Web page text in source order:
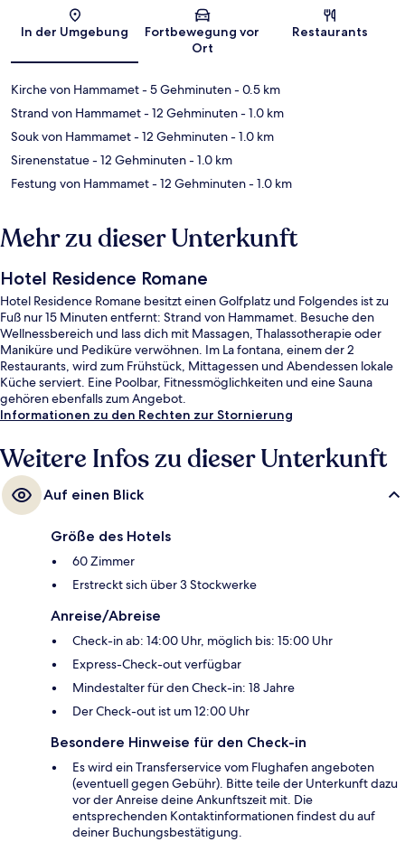
Karte
In der Umgebung
Fortbewegung vor
Ort
Restaurants
Kirche von Hammamet- 5 Gehminuten- 0.5 km
Strand von Hammamet- 12 Gehminuten- 1.0 km
Souk von Hammamet- 12 Gehminuten- 1.0 km
Sirenenstatue- 12 Gehminuten- 1.0 km
Festung von Hammamet- 12 Gehminuten- 1.0 km
Mehr zu dieser Unterkunft
Hotel Residence Romane
Hotel Residence Romane besitzt einen Golfplatz und Folgendes ist zu
Fuß nur 15 Minuten entfernt: Strand von Hammamet. Besuche den
Wellnessbereich und lass dich mit Massagen, Thalassotherapie oder
Maniküre und Pediküre verwöhnen. Im La fontana, einem der 2
Restaurants, wird zum Frühstück, Mittagessen und Abendessen lokale
Küche serviert. Eine Poolbar, Fitnessmöglichkeiten und eine Sauna
gehören ebenfalls zum Angebot.
Informationen zu den Rechten zur Stornierung
Weitere Infos zu dieser Unterkunft
Auf einen Blick
Größe des Hotels
60 Zimmer
Erstreckt sich über 3 Stockwerke
Anreise/Abreise
Check-in ab: 14:00 Uhr, möglich bis: 15:00 Uhr
Express-Check-out verfügbar
Mindestalter für den Check-in: 18 Jahre
Der Check-out ist um 12:00 Uhr
Besondere Hinweise für den Check-in
Es wird ein Transferservice vom Flughafen angeboten
(eventuell gegen Gebühr). Bitte teile der Unterkunft dazu
vor der Anreise deine Ankunftszeit mit. Die
entsprechenden Kontaktinformationen findest du auf
deiner Buchungsbestätigung.